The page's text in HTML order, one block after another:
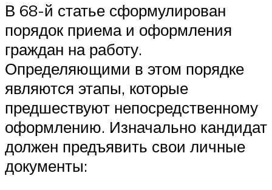
В 68-й статье сформулирован
порядок приема и оформления
граждан на работу.
Определяющими в этом порядке
являются этапы, которые
предшествуют непосредственному
оформлению. Изначально кандидат
должен предъявить свои личные
документы: